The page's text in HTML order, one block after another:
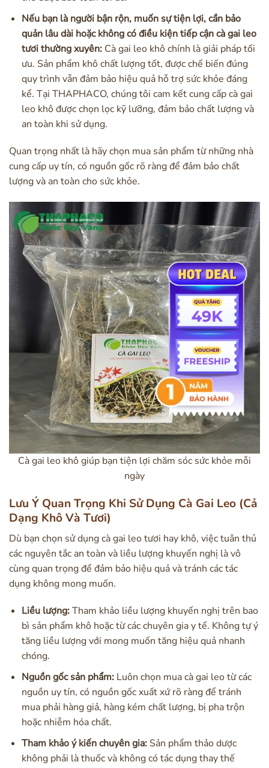
Nếu bạn là người bận rộn, muốn sự tiện lợi, cần bảo
quản lâu dài hoặc không có điều kiện tiếp cận cà gai leo
tươi thường xuyên:Cà gai leo khô chính là giải pháp tối
ưu. Sản phẩm khô chất lượng tốt, được chế biến đúng
quy trình vẫn đảm bảo hiệu quả hỗ trợ sức khỏe đáng
kể. Tại THAPHACO, chúng tôi cam kết cung cấp cà gai
leo khô được chọn lọc kỹ lưỡng, đảm bảo chất lượng và
an toàn khi sử dụng.
Quan trọng nhất là hãy chọn mua sản phẩm từ những nhà
cung cấp uy tín, có nguồn gốc rõ ràng để đảm bảo chất
lượng và an toàn cho sức khỏe.
Cà gai leo khô giúp bạn tiện lợi chăm sóc sức khỏe mỗi
ngày
Lưu Ý Quan Trọng Khi Sử Dụng Cà Gai Leo (Cả
Dạng Khô Và Tươi)
Dù bạn chọn sử dụng cà gai leo tươi hay khô, việc tuân thủ
các nguyên tắc an toàn và liều lượng khuyến nghị là vô
cùng quan trọng để đảm bảo hiệu quả và tránh các tác
dụng không mong muốn.
Liều lượng:Tham khảo liều lượng khuyến nghị trên bao
bì sản phẩm khô hoặc từ các chuyên gia y tế. Không tự ý
tăng liều lượng với mong muốn tăng hiệu quả nhanh
chóng.
Nguồn gốc sản phẩm:Luôn chọn mua cà gai leo từ các
nguồn uy tín, có nguồn gốc xuất xứ rõ ràng để tránh
mua phải hàng giả, hàng kém chất lượng, bị pha trộn
hoặc nhiễm hóa chất.
Tham khảo ý kiến chuyên gia:Sản phẩm thảo dược
không phải là thuốc và không có tác dụng thay thế